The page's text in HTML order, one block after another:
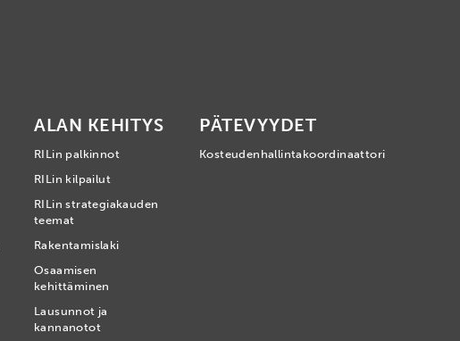
ALAN KEHITYS
RILin palkinnot
RILin kilpailut
RILin strategiakauden
teemat
Rakentamislaki
Osaamisen
kehittäminen
Lausunnot ja
kannanotot
PÄTEVYYDET
Kosteudenhallintakoordinaattori